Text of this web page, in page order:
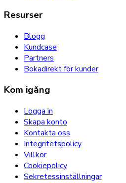
Resurser
Blogg
Kundcase
Partners
Bokadirekt för kunder
Kom igång
Logga in
Skapa konto
Kontakta oss
Integritetspolicy
Villkor
Cookiepolicy
Sekretessinställningar